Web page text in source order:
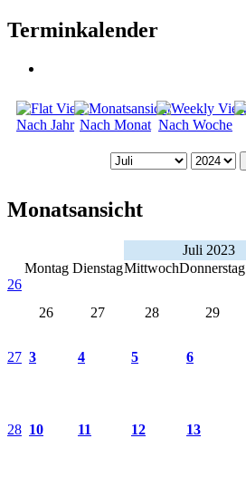
Terminkalender
Nach Jahr Nach Monat Nach Woche
Monatsansicht
Juli 2023
Montag DienstagMittwochDonnerstag
26
26
27 28 29
27 3 4 5 6
28 10 11 12 13